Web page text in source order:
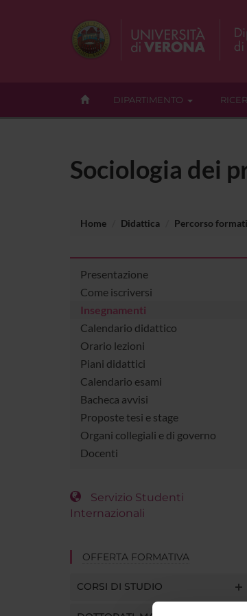
DIPARTIMENTO
Sociologia dei
Home Didattica Percorso
Presentazione
Come iscriversi
Insegnamenti
Calendario didattico
Orario lezioni
Piani didattici
Calendario esami
Bacheca avvisi
Proposte tesi e stage
Organi collegiali e di governo
Docenti
Servizio Studenti
Internazionali
OFFERTA FORMATIVA
CORSI DI STUDIO